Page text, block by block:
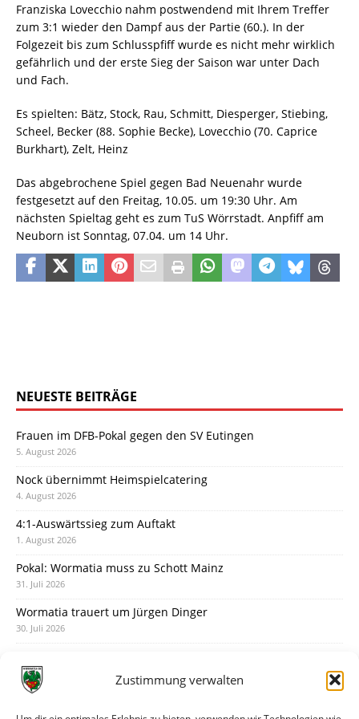
Zustimmung verwalten
Franziska Lovecchio nahm postwendend mit Ihrem Treffer
zum 3:1 wieder den Dampf aus der Partie (60.). In der
Folgezeit bis zum Schlusspfiff wurde es nicht mehr wirklich
gefährlich und der erste Sieg der Saison war unter Dach
und Fach.
Es spielten: Bätz, Stock, Rau, Schmitt, Diesperger, Stiebing,
Scheel, Becker (88. Sophie Becke), Lovecchio (70. Caprice
Burkhart), Zelt, Heinz
Das abgebrochene Spiel gegen Bad Neuenahr wurde
festgesetzt auf den Freitag, 10.05. um 19:30 Uhr. Am
nächsten Spieltag geht es zum TuS Wörrstadt. Anpfiff am
Neuborn ist Sonntag, 07.04. um 14 Uhr.
NEUESTE BEITRÄGE
Frauen im DFB-Pokal gegen den SV Eutingen
5. August 2026
Nock übernimmt Heimspielcatering
4. August 2026
4:1-Auswärtssieg zum Auftakt
1. August 2026
Pokal: Wormatia muss zu Schott Mainz
31. Juli 2026
Wormatia trauert um Jürgen Dinger
30. Juli 2026
28. Juli 2026
28. Juli 2026